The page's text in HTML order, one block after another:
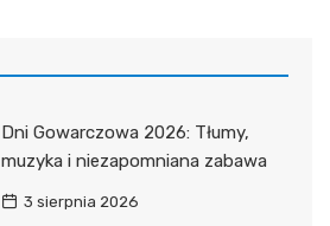
Dni Gowarczowa 2026: Tłumy,
muzyka i niezapomniana zabawa
3 sierpnia 2026